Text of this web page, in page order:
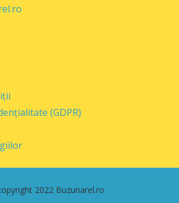
(GDPR)
2022 Buzunarel.ro